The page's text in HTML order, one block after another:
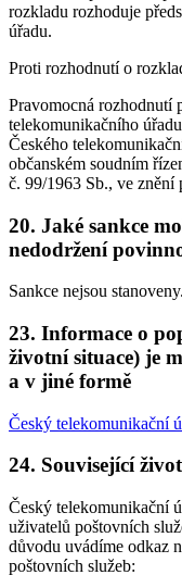
rozkladu rozhoduje
úřadu.
Proti rozhodnutí o
Pravomocná rozhodnutí
telekomunikačního
Českého
občanském soudním
č. 99/1963 Sb., ve znění
20. Jaké sankce
nedodržení
Sankce nejsou stanoveny.
23. Informace o
životní situace) je
a v jiné formě
Český telekomunikační
24. Související
Český telekomunikační
uživatelů poštovních
důvodu uvádíme odkaz
poštovních služeb: